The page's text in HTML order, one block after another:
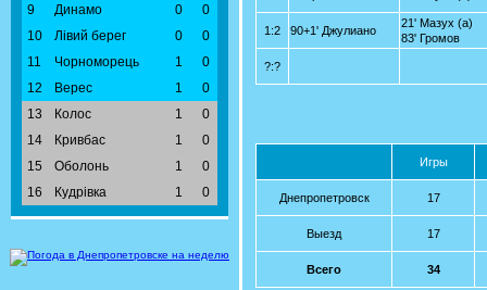
9
Динамо 0
0
10
Лівий берег 0
0
11
Чорноморець 1
0
12
Верес 1
0
13
Колос 1
0
14
Кривбас 1
0
15
Оболонь 1
0
16
Кудрівка 1 0
1:2 90+1' Джулиано
21' Мазух (а)
83' Громов
?:?
Игры
Днепропетровск 17
Выезд 17
Всего 34